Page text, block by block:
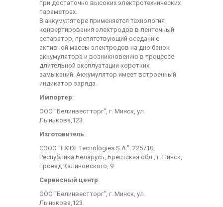
при достаточно высоких электротехнических
параметрах.
В аккумуляторе применяется технология
конвертирования электродов в ленточный
сепаратор, препятствующий оседанию
активной массы электродов на дно банок
аккумулятора и возникновению в процессе
длительной эксплуатации коротких
замыканий. Аккумулятор имеет встроенный
индикатор заряда.
Импортер:
ООО "Белинвестторг", г. Минск, ул.
Лынькова,123.
Изготовитель:
СООО "EXIDE Tecnologies S.A.". 225710,
Республика Беларусь, Брестская обл., г. Пинск,
проезд Калиновского, 9
Сервисный центр:
ООО "Белинвестторг", г. Минск, ул.
Лынькова,123.